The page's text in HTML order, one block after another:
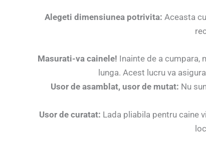
Alegeti dimensiunea potrivita: Aceasta
Masurati-va cainele! Inainte de a cumpara,
lunga. Acest lucru va
Usor de asamblat, usor de mutat: Nu
Usor de curatat: Lada pliabila pentru caine